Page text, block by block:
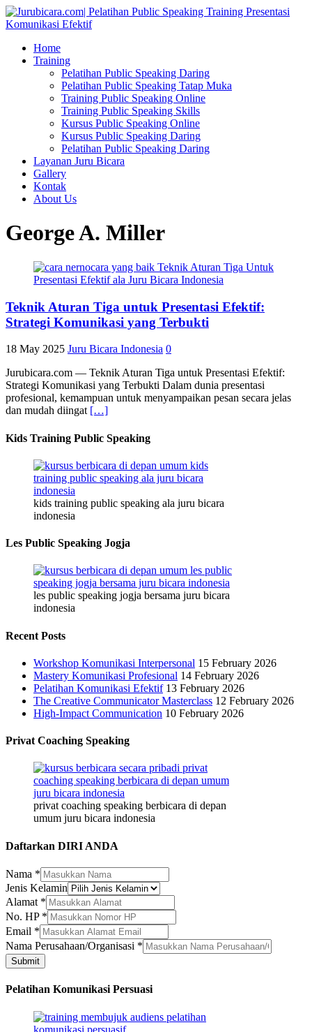
Home
Training
Pelatihan Public Speaking Daring
Pelatihan Public Speaking Tatap Muka
Training Public Speaking Online
Training Public Speaking Skills
Kursus Public Speaking Online
Kursus Public Speaking Daring
Pelatihan Public Speaking Daring
Layanan Juru Bicara
Gallery
Kontak
About Us
George A. Miller
Teknik Aturan Tiga untuk Presentasi Efektif:
Strategi Komunikasi yang Terbukti
18 May 2025 Juru Bicara Indonesia 0
Jurubicara.com — Teknik Aturan Tiga untuk Presentasi Efektif:
Strategi Komunikasi yang Terbukti Dalam dunia presentasi
profesional, kemampuan untuk menyampaikan pesan secara jelas
dan mudah diingat […]
Kids Training Public Speaking
kids training public speaking ala juru bicara
indonesia
Les Public Speaking Jogja
les public speaking jogja bersama juru bicara
indonesia
Recent Posts
Workshop Komunikasi Interpersonal 15 February 2026
Mastery Komunikasi Profesional 14 February 2026
Pelatihan Komunikasi Efektif 13 February 2026
The Creative Communicator Masterclass 12 February 2026
High-Impact Communication 10 February 2026
Privat Coaching Speaking
privat coaching speaking berbicara di depan
umum juru bicara indonesia
Daftarkan DIRI ANDA
Nama *
Jenis Kelamin
Alamat *
No. HP *
Email
Jenis
Perusahaan/Organisasi
Email *
Nama Perusahaan/Organisasi *
Submit
Pelatihan Komunikasi Persuasi